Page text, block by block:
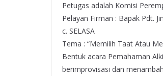
Petugas adalah Komisi
Pelayan Firman : Bapak Pdt.
c. SELASA
Tema : “Memilih Taat Atau
Bentuk acara Pemahaman
berimprovisasi dan